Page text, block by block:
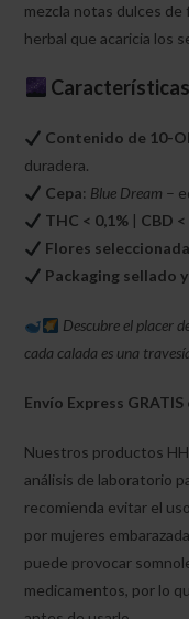
mezcla notas dulces
herbal que acaricia los
Contenido de 10-
duradera.
Cepa: Blue Dream –
THC < 0,1% | CBD
Flores
Packaging sellado
Descubre el placer
cada calada es una
Envío Express
Nuestros productos
análisis de laboratorio
recomienda evitar el
por mujeres
puede provocar
medicamentos, por lo